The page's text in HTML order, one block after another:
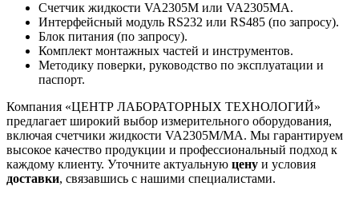
Счетчик жидкости VA2305M или VA2305MA.
Интерфейсный модуль RS232 или RS485 (по запросу).
Блок питания (по запросу).
Комплект монтажных частей и инструментов.
Методику поверки, руководство по эксплуатации и
паспорт.
Компания «ЦЕНТР ЛАБОРАТОРНЫХ ТЕХНОЛОГИЙ»
предлагает широкий выбор измерительного оборудования,
включая счетчики жидкости VA2305M/MA. Мы гарантируем
высокое качество продукции и профессиональный подход к
каждому клиенту. Уточните актуальную цену и условия
доставки, связавшись с нашими специалистами.